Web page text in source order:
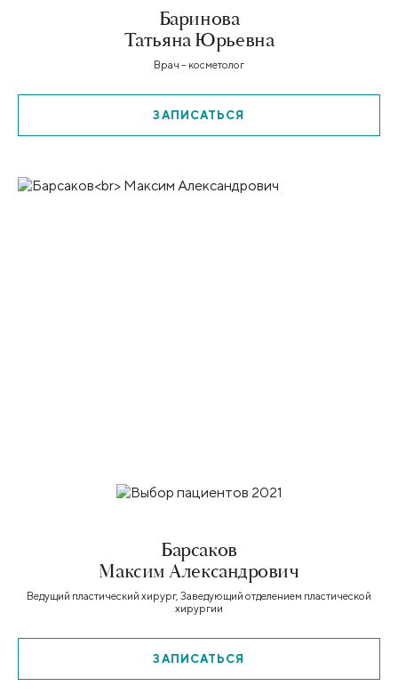
Баринова
Татьяна Юрьевна
Врач – косметолог
ЗАПИСАТЬСЯ
Барсаков
Максим Александрович
Ведущий пластический хирург, Заведующий отделением пластической
хирургии
ЗАПИСАТЬСЯ